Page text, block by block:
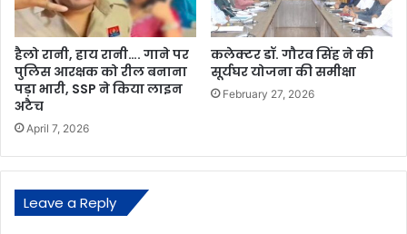
हैलो रानी, ​​हाय रानी…. गाने पर
पुलिस आरक्षक को रील बनाना
पड़ा भारी, SSP ने किया लाइन
अटैच
April 7, 2026
कलेक्टर डॉ. गौरव सिंह ने की
सूर्यघर योजना की समीक्षा
February 27, 2026
Leave a Reply